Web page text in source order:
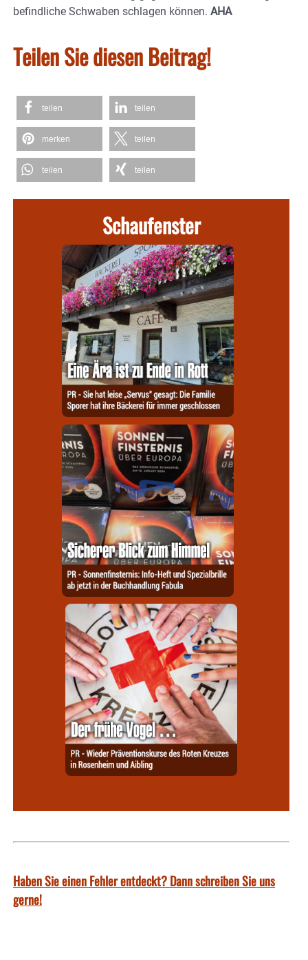
befindliche Schwaben schlagen können. AHA
Teilen Sie diesen Beitrag!
teilen teilen
merken teilen
teilen teilen
Schaufenster
Haben Sie einen Fehler entdeckt? Dann schreiben Sie uns
gerne!